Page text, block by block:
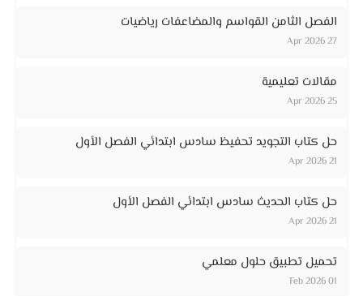
الفصل الثامن القواسم والمضاعفات رياضيات
27 Apr 2026
مقالات تعليمية
25 Apr 2026
حل كتاب التجويد تحفيظ سادس ابتدائي الفصل الأول
21 Apr 2026
حل كتاب الحديث سادس ابتدائي الفصل الأول
21 Apr 2026
تحميل تطبيق حلول معلمي
01 Feb 2026